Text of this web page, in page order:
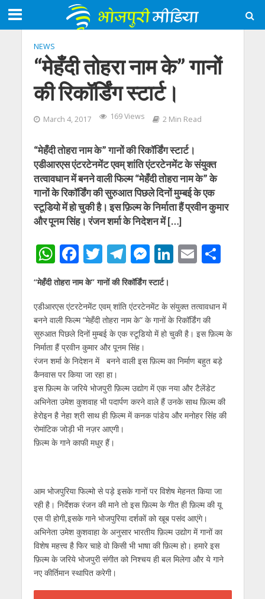
NEWS
“मेहँदी तोहरा नाम के” गानों
की रिकॉर्डिंग स्टार्ट।
March 4, 2017 169 Views 2 Min Read
“मेहँदी तोहरा नाम के” गानों की रिकॉर्डिंग स्टार्ट।
एडीआरएस एंटरटेनमेंट एवम् शांति एंटरटेनमेंट के संयुक्त
तत्वावधान में बनने वाली फिल्म “मेहँदी तोहरा नाम के” के
गानों के रिकॉर्डिंग की सुरुआत पिछले दिनों मुम्बई के एक
स्टूडियो में हो चुकी है। इस फ़िल्म के निर्माता हैं प्रवीन कुमार
और पूनम सिंह। रंजन शर्मा के निदेशन में […]
W
h
at
s
A
p
p
F
ac
e
b
o
o
k
T
w
itt
er
T
el
e
gr
a
m
M
e
ss
e
n
er
Li
e
dI
E
l
S
e
“मेहँदी तोहरा नाम के” गानों की रिकॉर्डिंग स्टार्ट।
एडीआरएस एंटरटेनमेंट एवम् शांति एंटरटेनमेंट के संयुक्त तत्वावधान में
बनने वाली फिल्म “मेहँदी तोहरा नाम के” के गानों के रिकॉर्डिंग की
सुरुआत पिछले दिनों मुम्बई के एक स्टूडियो में हो चुकी है। इस फ़िल्म के
निर्माता हैं प्रवीन कुमार और पूनम सिंह।
रंजन शर्मा के निदेशन में बनने वाली इस फ़िल्म का निर्माण बहुत बड़े
कैनवास पर किया जा रहा हा।
इस फ़िल्म के जरिये भोजपुरी फ़िल्म उद्योग में एक नया और टैलेंडेट
अभिनेता उमेश कुशवाह भी पदार्पण करने वाले हैं उनके साथ फ़िल्म की
हेरोइन है नेहा श्री साथ ही फ़िल्म में कनक पांडेय और मनोहर सिंह की
रोमांटिक जोड़ी भी नज़र आएगी।
फ़िल्म के गाने काफी मधुर हैं।
आम भोजपुरिया फिल्मो से पड़े इसके गानों पर विशेष मेहनत किया जा
रही है। निर्देशक रंजन की माने तो इस फ़िल्म के गीत ही फ़िल्म की यू
एस पी होगी,इसके गाने भोजपुरिया दर्शकों को खूब पसंद आएंगे।
अभिनेता उमेश कुशवाहा के अनुसार भारतीय फ़िल्म उद्योग में गानों का
विशेष महत्त्व है फिर चाहे वो किसी भी भाषा की फ़िल्म हो। हमारे इस
फ़िल्म के जरिये भोजपुरी संगीत को निश्चय ही बल मिलेगा और ये गाने
नए कीर्तिमान स्थापित करेगी।